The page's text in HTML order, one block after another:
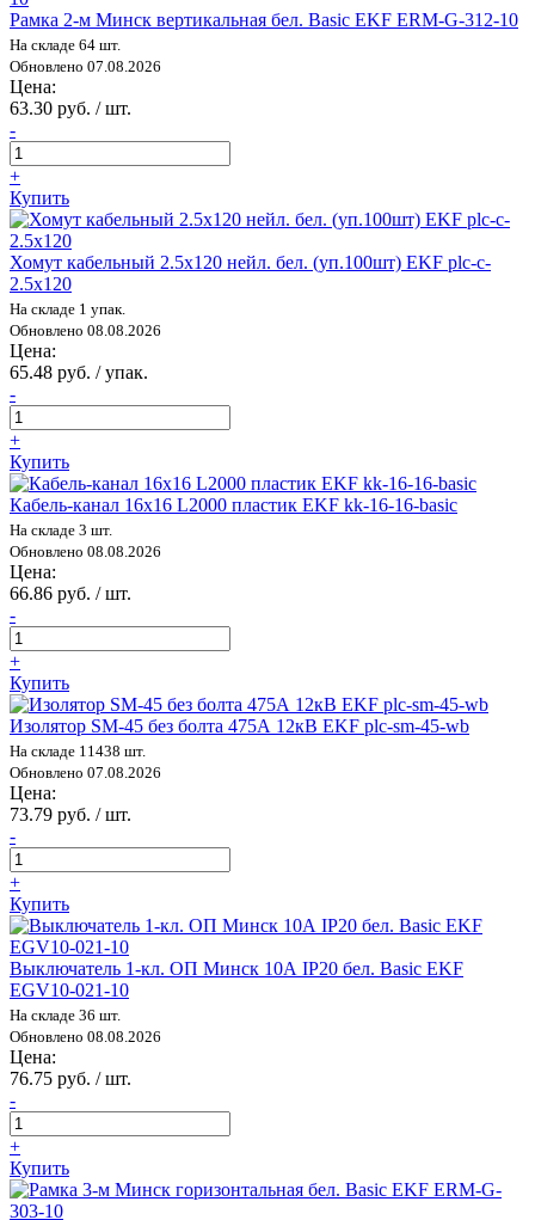
Рамка 2-м Минск вертикальная бел. Basic EKF ERM-G-312-10
На складе 64 шт.
Обновлено 07.08.2026
Цена:
63.30 руб. / шт.
-
+
Купить
Хомут кабельный 2.5х120 нейл. бел. (уп.100шт) EKF plc-c-
2.5x120
На складе 1 упак.
Обновлено 08.08.2026
Цена:
65.48 руб. / упак.
-
+
Купить
Кабель-канал 16х16 L2000 пластик EKF kk-16-16-basic
На складе 3 шт.
Обновлено 08.08.2026
Цена:
66.86 руб. / шт.
-
+
Купить
Изолятор SM-45 без болта 475А 12кВ EKF plc-sm-45-wb
На складе 11438 шт.
Обновлено 07.08.2026
Цена:
73.79 руб. / шт.
-
+
Купить
Выключатель 1-кл. ОП Минск 10А IP20 бел. Basic EKF
EGV10-021-10
На складе 36 шт.
Обновлено 08.08.2026
Цена:
76.75 руб. / шт.
-
+
Купить